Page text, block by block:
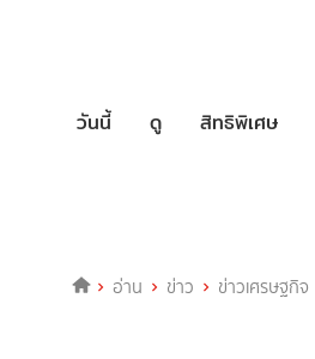
วันนี้ ดู สิทธิพิเศษ
อ่าน ข่าว ข่าวเศรษฐกิจ